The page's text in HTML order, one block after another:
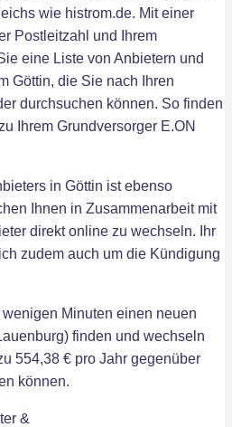
wie histrom.de. Mit einer
Postleitzahl und Ihrem
eine Liste von Anbietern und
Göttin, die Sie nach Ihren
durchsuchen können. So finden
Ihrem Grundversorger E.ON
in Göttin ist ebenso
Ihnen in Zusammenarbeit mit
direkt online zu wechseln. Ihr
zudem auch um die Kündigung
Minuten einen neuen
finden und wechseln
554,38 € pro Jahr gegenüber
können.